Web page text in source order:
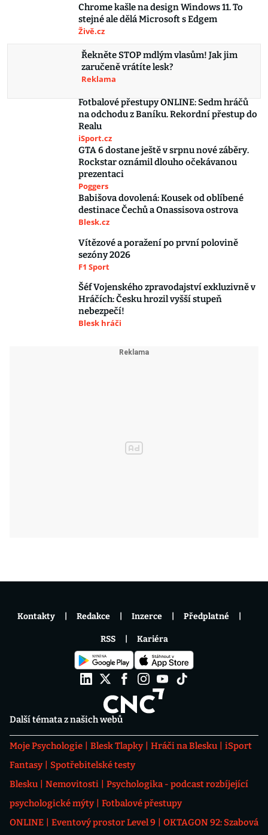
Chrome kašle na design Windows 11. To
stejné ale dělá Microsoft s Edgem
Živě.cz
Řekněte STOP mdlým vlasům! Jak jim
zaručeně vrátíte lesk?
Reklama
Fotbalové přestupy ONLINE: Sedm hráčů
na odchodu z Baníku. Rekordní přestup do
Realu
iSport.cz
GTA 6 dostane ještě v srpnu nové záběry.
Rockstar oznámil dlouho očekávanou
prezentaci
Poggers
Babišova dovolená: Kousek od oblíbené
destinace Čechů a Onassisova ostrova
Blesk.cz
Vítězové a poražení po první polovině
sezóny 2026
F1 Sport
Šéf Vojenského zpravodajství exkluzivně v
Hráčích: Česku hrozil vyšší stupeň
nebezpečí!
Blesk hráči
Další témata z našich webů
Moje Psychologie Blesk Tlapky Hráči na Blesku
iSport
Fantasy
Spotřebitelské testy
Blesku
Nemovitosti
Psychologika - podcast rozbíjející
psychologické mýty
Fotbalové přestupy
ONLINE
Eventový prostor Level 9
OKTAGON 92: Szabová
Kontakty Redakce Inzerce Předplatné
RSS Kariéra